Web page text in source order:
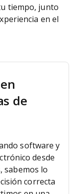
tiempo, junto
en el
de
software y
desde
sabemos lo
correcta